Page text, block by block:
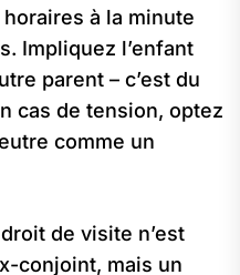
à la minute
Impliquez l’enfant
parent – c’est du
cas de tension, optez
comme un
de visite n’est
conjoint, mais un